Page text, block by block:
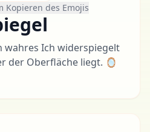
Kopieren des Emojis
wahres Ich widerspiegelt
der Oberfläche liegt. 🪞